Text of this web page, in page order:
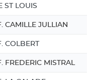
ST LOUIS
CAMILLE JULLIAN
COLBERT
FREDERIC MISTRAL